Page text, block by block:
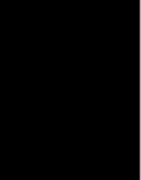
interesar...
película
al mundo
de acción y
la historia de un